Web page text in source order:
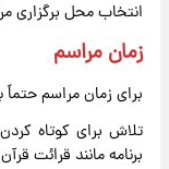
انتخاب محل برگزاری
زمان مراسم
برای زمان مراسم
تلاش برای کوتاه
برنامه مانند قرائت